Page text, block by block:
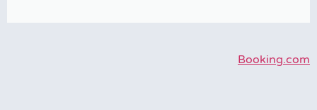
Booking.com